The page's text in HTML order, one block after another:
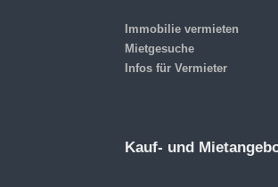
Immobilie vermieten
Mietgesuche
Infos für Vermieter
Kauf- und